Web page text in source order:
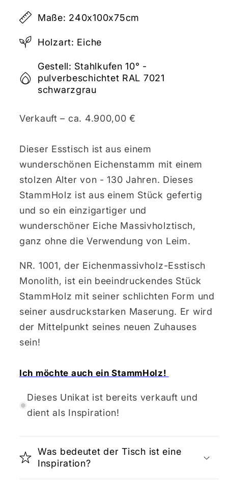
Maße: 240x100x75cm
Holzart: Eiche
Gestell: Stahlkufen 10° -
pulverbeschichtet RAL 7021
schwarzgrau
Verkauft – ca. 4.900,00 €
Dieser Esstisch ist aus einem
wunderschönen Eichenstamm mit einem
stolzen Alter von - 130 Jahren. Dieses
StammHolz ist aus einem Stück gefertig
und so ein einzigartiger und
wunderschöner Eiche Massivholztisch,
ganz ohne die Verwendung von Leim.
NR. 1001, der Eichenmassivholz-Esstisch
Monolith, ist ein beeindruckendes Stück
StammHolz mit seiner schlichten Form und
seiner ausdruckstarken Maserung. Er wird
der Mittelpunkt seines neuen Zuhauses
sein!
Ich möchte auch ein StammHolz!
Dieses Unikat ist bereits verkauft und
dient als Inspiration!
Was bedeutet der Tisch ist eine
Inspiration?